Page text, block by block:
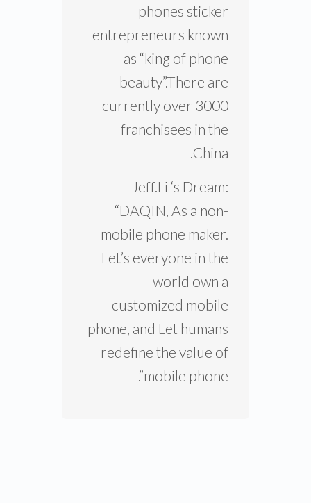
phone case machine
and product, fulfilled
dreams of millions of
entrepreneurs in the
custom mobile phone
case field. By mobile
phones sticker
as “king of phone
beauty”.There are
currently over 3000
franchisees in the
China.
Jeff.Li ‘s Dream:
“DAQIN, As a non-
mobile phone maker.